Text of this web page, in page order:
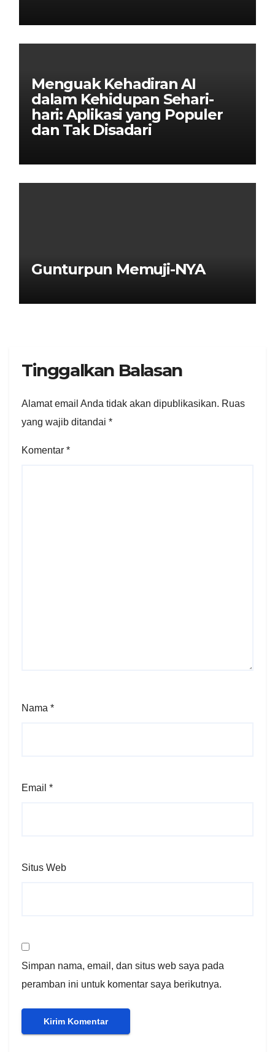
Menguak Kehadiran AI
dalam Kehidupan Sehari-
hari: Aplikasi yang Populer
dan Tak Disadari
Gunturpun Memuji-NYA
Tinggalkan Balasan
Alamat email Anda tidak akan dipublikasikan. Ruas
yang wajib ditandai *
Komentar *
Nama *
Email *
Situs Web
Simpan nama, email, dan situs web saya pada
peramban ini untuk komentar saya berikutnya.